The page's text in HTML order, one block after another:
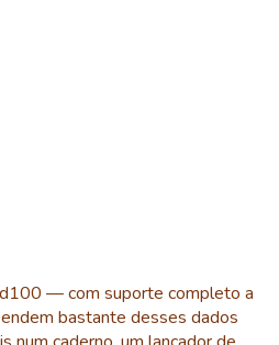
d100 — com suporte completo a
bastante desses dados